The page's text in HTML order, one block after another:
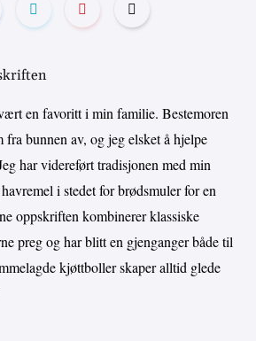
en favoritt i min familie. Bestemoren
fra bunnen av, og jeg elsket å hjelpe
har videreført tradisjonen med min
i stedet for brødsmuler for en
oppskriften kombinerer klassiske
preg og har blitt en gjenganger både til
kjøttboller skaper alltid glede